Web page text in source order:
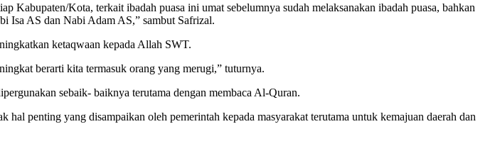
Kota, terkait ibadah puasa ini umat sebelumnya sudah melaksanakan ibadah puasa, bahkan
Isa AS dan Nabi Adam AS,” sambut Safrizal.
ketaqwaan kepada Allah SWT.
berarti kita termasuk orang yang merugi,” tuturnya.
sebaik- baiknya terutama dengan membaca Al-Quran.
penting yang disampaikan oleh pemerintah kepada masyarakat terutama untuk kemajuan daerah dan